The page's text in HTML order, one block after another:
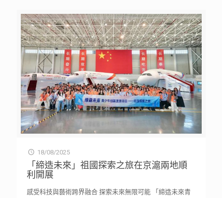
18/08/2025
「締造未來」祖國探索之旅在京滬兩地順
利開展
感受科技與藝術跨界融合 探索未來無限可能 「締造未來青